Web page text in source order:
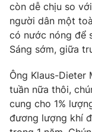
Cơ quan chủ quản:
Cơ quan báo chí:
Giấy phép hoạt
Tổng Biên tập:Vũ
Phó Tổng Biên tập:
Nguyễn Trọng Ninh
Tổng đài VTV:
còn dễ chịu so
người dân một
có nước nóng để
Sáng sớm, giữa
Ông Klaus-Dieter
tuần nữa thôi,
cung cho 1%
đương lượng khí